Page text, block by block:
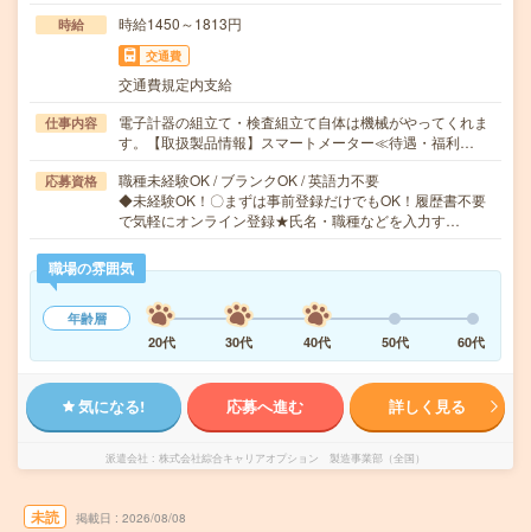
時給 時給1450～1813円
交通費
交通費規定内支給
仕事内容
電子計器の組立て・検査組立て自体は機械がやってくれま
す。【取扱製品情報】スマートメーター≪待遇・福利…
応募資格
職種未経験OK / ブランクOK / 英語力不要
◆未経験OK！〇まずは事前登録だけでもOK！履歴書不要
で気軽にオンライン登録★氏名・職種などを入力す…
職場の雰囲気
年齢層
20代
30代 40代 50代 60代
気になる! 応募へ進む 詳しく見る
派遣会社 株式会社綜合キャリアオプション 製造事業部（全国）
未読 掲載日 2026/08/08